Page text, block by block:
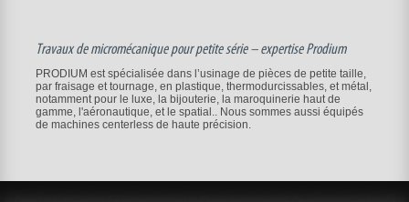
Travaux de micromécanique pour petite série – expertise Prodium
PRODIUM est spécialisée dans l’usinage de pièces de petite taille,
par fraisage et tournage, en plastique, thermodurcissables, et métal,
notamment pour le luxe, la bijouterie, la maroquinerie haut de
gamme, l'aéronautique, et le spatial.. Nous sommes aussi équipés
de machines centerless de haute précision.